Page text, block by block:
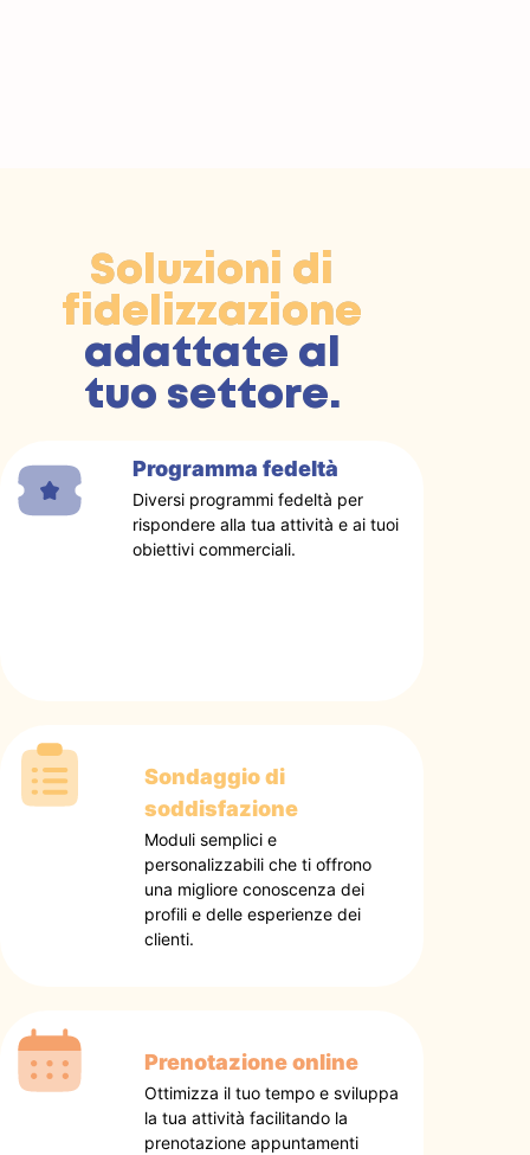
Soluzioni di
fidelizzazione
adattate al
tuo settore.
Programma fedeltà
Diversi programmi fedeltà per
rispondere alla tua attività e ai tuoi
obiettivi commerciali.
Sondaggio di
soddisfazione
Moduli semplici e
personalizzabili che ti offrono
una migliore conoscenza dei
profili e delle esperienze dei
clienti.
Prenotazione online
Ottimizza il tuo tempo e sviluppa
la tua attività facilitando la
prenotazione appuntamenti